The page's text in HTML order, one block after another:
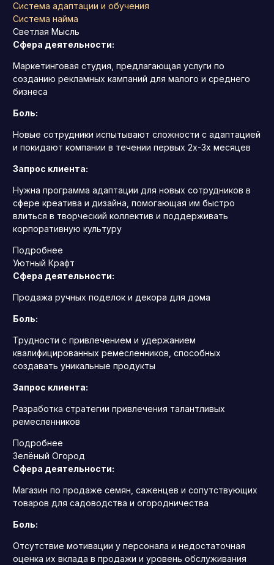
Система адаптации и обучения
Система найма
Светлая Мысль
Сфера деятельности:
Маркетинговая студия, предлагающая услуги по
созданию рекламных кампаний для малого и среднего
бизнеса
Боль:
Новые сотрудники испытывают сложности с адаптацией
и покидают компании в течении первых 2х-3х месяцев
Запрос клиента:
Нужна программа адаптации для новых сотрудников в
сфере креатива и дизайна, помогающая им быстро
влиться в творческий коллектив и поддерживать
корпоративную культуру
Подробнее
Уютный Крафт
Сфера деятельности:
Продажа ручных поделок и декора для дома
Боль:
Трудности с привлечением и удержанием
квалифицированных ремесленников, способных
создавать уникальные продукты
Запрос клиента:
Разработка стратегии привлечения талантливых
ремесленников
Подробнее
Зелёный Огород
Сфера деятельности:
Магазин по продаже семян, саженцев и сопутствующих
товаров для садоводства и огородничества
Боль:
Отсутствие мотивации у персонала и недостаточная
оценка их вклада в продажи и уровень обслуживания